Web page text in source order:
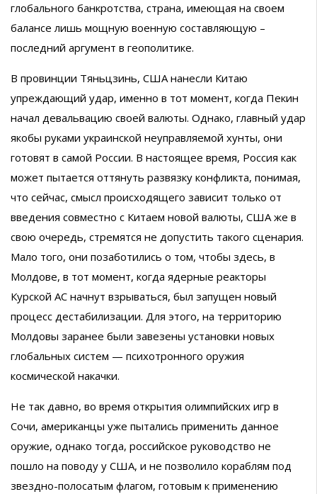
глобального банкротства, страна, имеющая на своем
балансе лишь мощную военную составляющую –
последний аргумент в геополитике.
В провинции Тяньцзинь, США нанесли Китаю
упреждающий удар, именно в тот момент, когда Пекин
начал девальвацию своей валюты. Однако, главный удар
якобы руками украинской неуправляемой хунты, они
готовят в самой России. В настоящее время, Россия как
может пытается оттянуть развязку конфликта, понимая,
что сейчас, смысл происходящего зависит только от
введения совместно с Китаем новой валюты, США же в
свою очередь, стремятся не допустить такого сценария.
Мало того, они позаботились о том, чтобы здесь, в
Молдове, в тот момент, когда ядерные реакторы
Курской АС начнут взрываться, был запущен новый
процесс дестабилизации. Для этого, на территорию
Молдовы заранее были завезены установки новых
глобальных систем — психотронного оружия
космической накачки.
Не так давно, во время открытия олимпийских игр в
Сочи, американцы уже пытались применить данное
оружие, однако тогда, российское руководство не
пошло на поводу у США, и не позволило кораблям под
звездно-полосатым флагом, готовым к применению